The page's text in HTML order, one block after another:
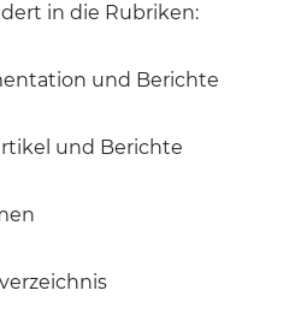
in die Rubriken:
und Berichte
und Berichte